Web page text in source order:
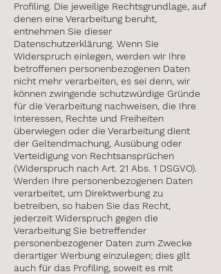
Profiling. Die jeweilige Rechtsgrundlage, auf
denen eine Verarbeitung beruht,
entnehmen Sie dieser
Datenschutzerklärung. Wenn Sie
Widerspruch einlegen, werden wir Ihre
betroffenen personenbezogenen Daten
nicht mehr verarbeiten, es sei denn, wir
können zwingende schutzwürdige Gründe
für die Verarbeitung nachweisen, die Ihre
Interessen, Rechte und Freiheiten
überwiegen oder die Verarbeitung dient
der Geltendmachung, Ausübung oder
Verteidigung von Rechtsansprüchen
(Widerspruch nach Art. 21 Abs. 1 DSGVO).
Werden Ihre personenbezogenen Daten
verarbeitet, um Direktwerbung zu
betreiben, so haben Sie das Recht,
jederzeit Widerspruch gegen die
Verarbeitung Sie betreffender
personenbezogener Daten zum Zwecke
derartiger Werbung einzulegen; dies gilt
auch für das Profiling, soweit es mit